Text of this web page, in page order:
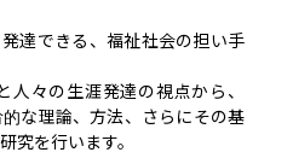
達できる、福祉社会の担い手
々の生涯発達の視点から、
な理論、方法、さらにその基
究を行います。